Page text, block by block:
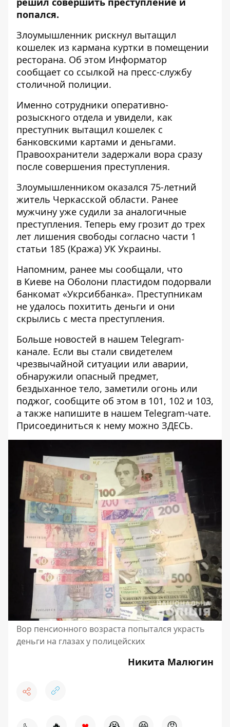
попался.
Злоумышленник рискнул вытащил
кошелек из кармана куртки в помещении
ресторана. Об этом Информатор
сообщает со ссылкой на пресс-службу
столичной полиции.
Именно сотрудники оперативно-
розыскного отдела и увидели, как
преступник вытащил кошелек с
банковскими картами и деньгами.
Правоохранители задержали вора сразу
после совершения преступления.
Злоумышленником оказался 75-летний
житель Черкасской области. Ранее
мужчину уже судили за аналогичные
преступления. Теперь ему грозит до трех
лет лишения свободы согласно части 1
статьи 185 (Кража) УК Украины.
Напомним, ранее мы сообщали, что
в Киеве на Оболони пластидом подорвали
банкомат «Укрсиббанка». Преступникам
не удалось похитить деньги и они
скрылись с места преступления.
Больше новостей в нашем Telegram-
канале. Если вы стали свидетелем
чрезвычайной ситуации или аварии,
обнаружили опасный предмет,
бездыханное тело, заметили огонь или
поджог, сообщите об этом в 101, 102 и 103,
а также напишите в нашем Telegram-чате.
Присоединиться к нему можно ЗДЕСЬ.
Вор пенсионного возраста попытался украсть
деньги на глазах у полицейских
Никита Малюгин